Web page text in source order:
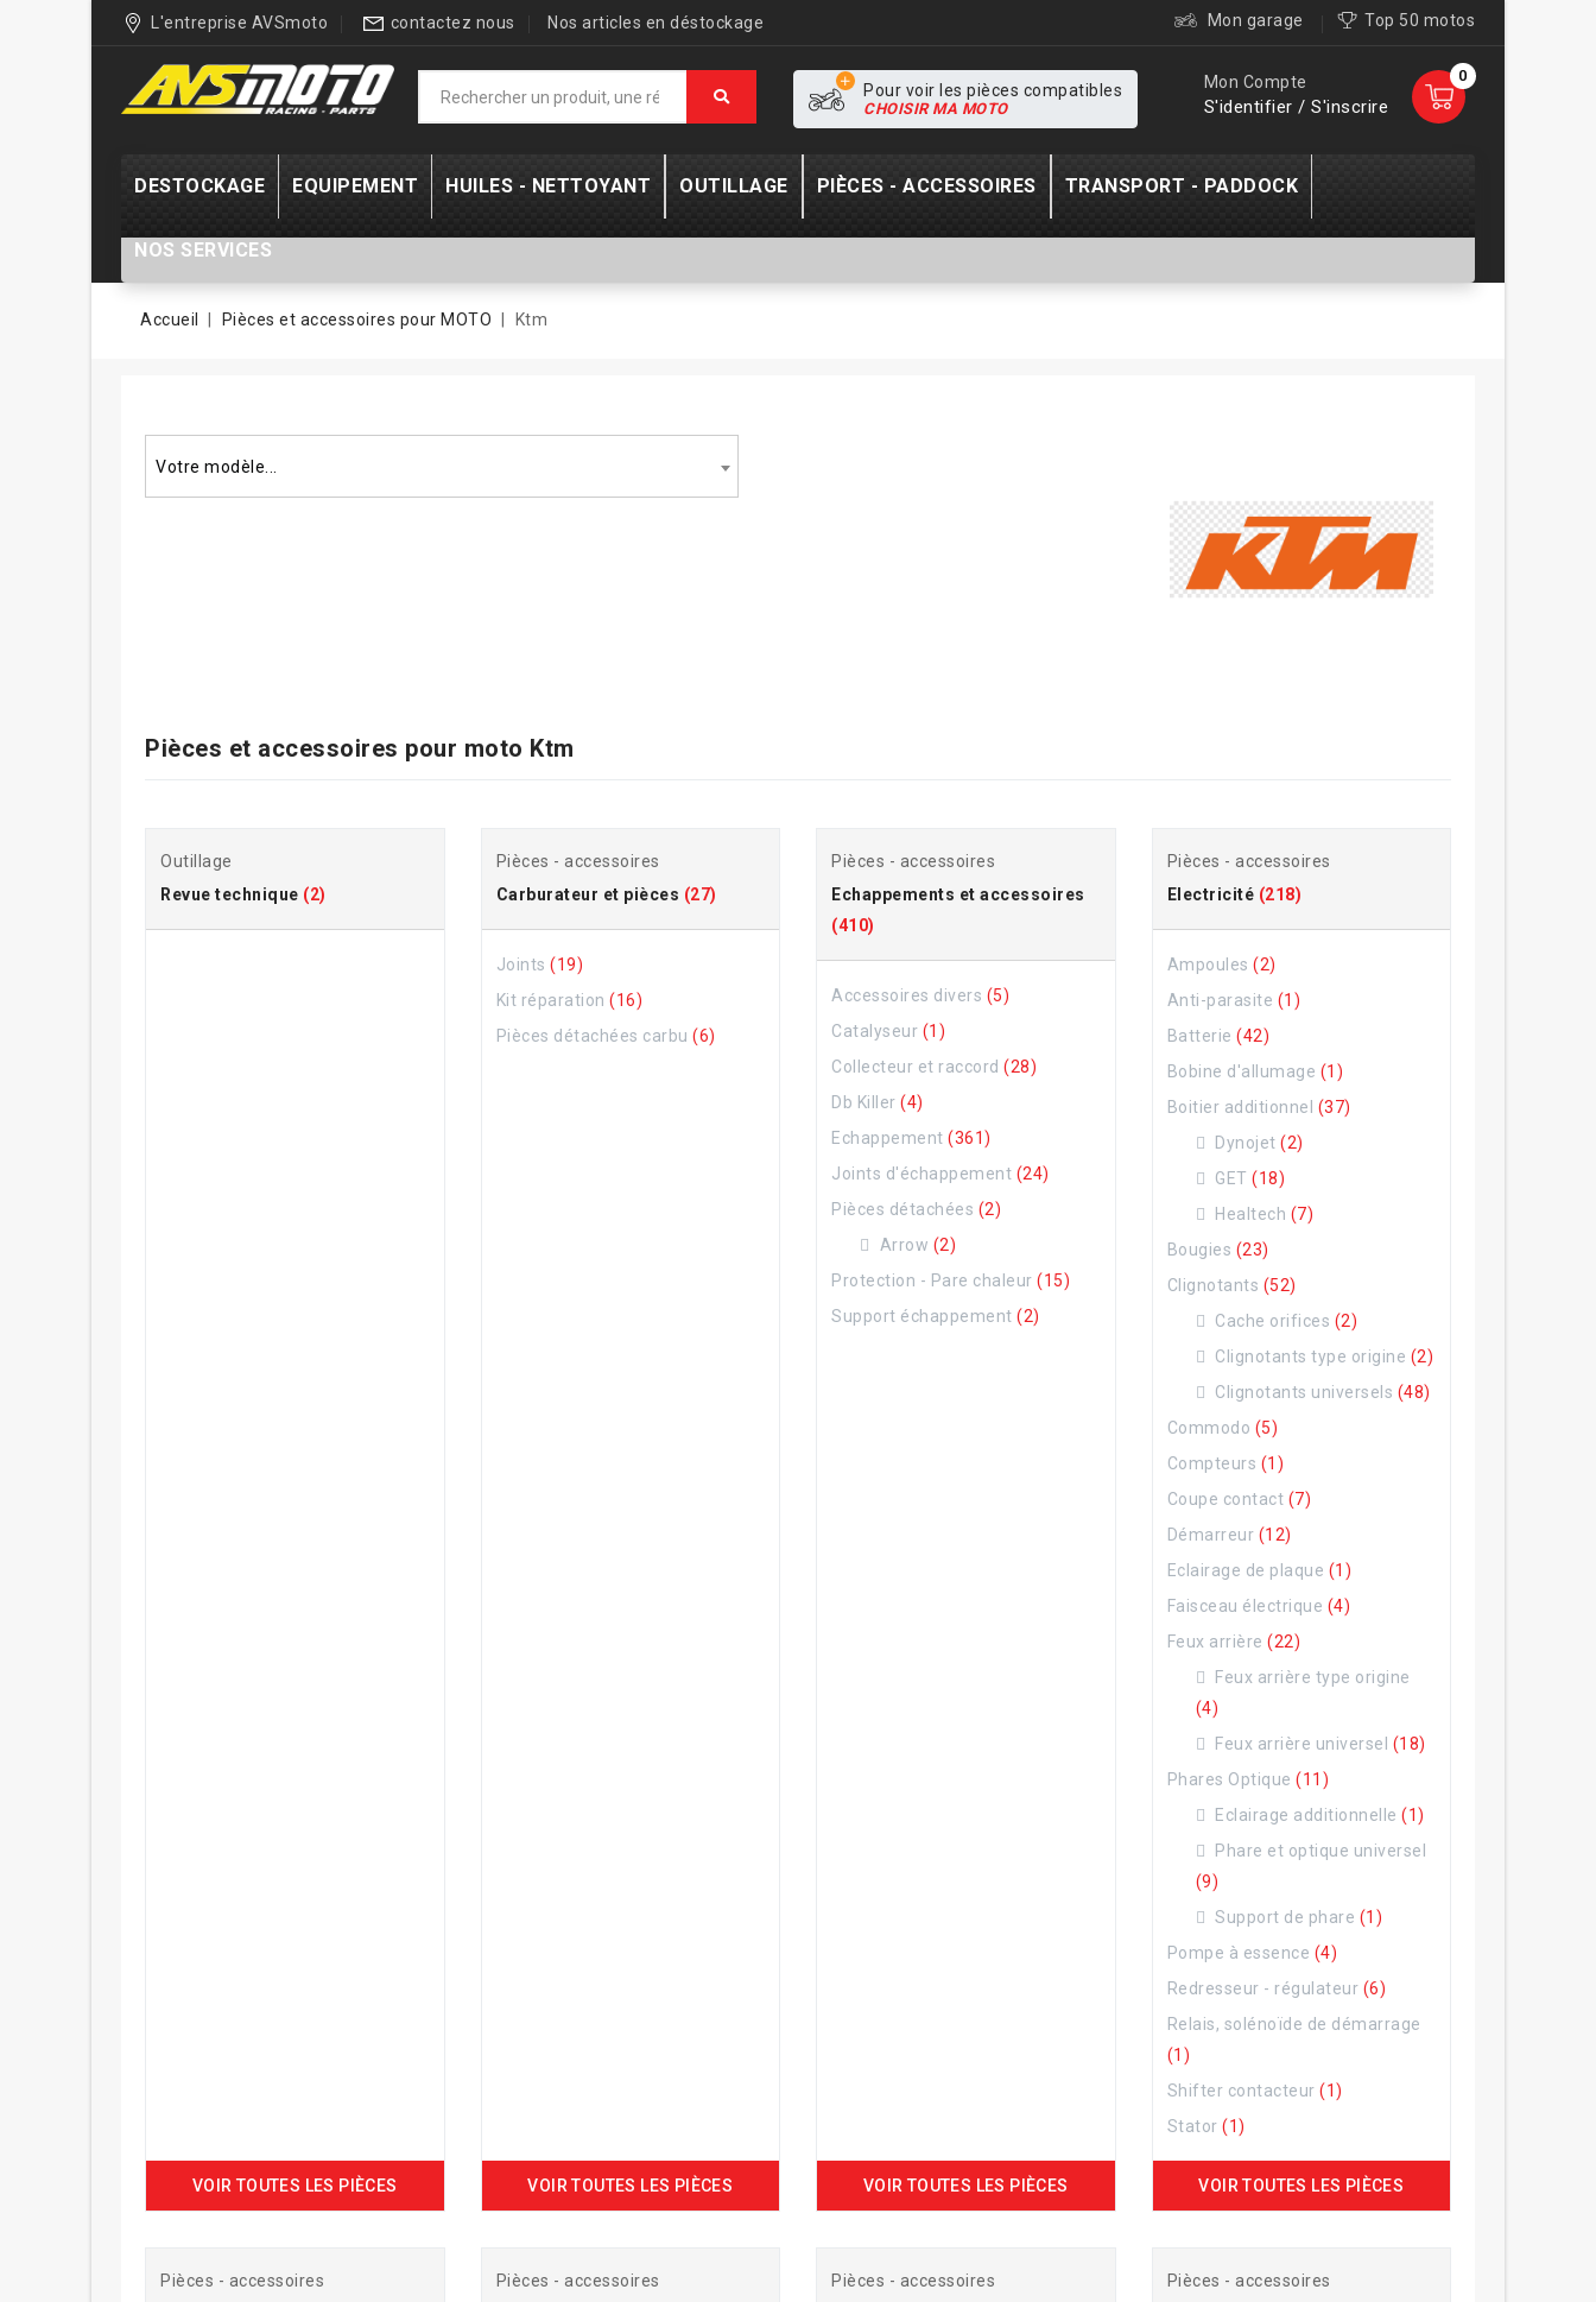
L'entreprise AVSmoto contactez nous Nos articles en déstockage Mon garage Top 50 motos
0
Mon Compte
S'identifier / S'inscrire
Pour voir les pièces compatibles
CHOISIR MA MOTO
DESTOCKAGE EQUIPEMENT HUILES - NETTOYANT OUTILLAGE PIÈCES - ACCESSOIRES TRANSPORT - PADDOCK
NOS SERVICES
Accueil Pièces et accessoires pour MOTO Ktm
Votre modèle...
Pièces et accessoires pour moto Ktm
Outillage
Revue technique (2)
VOIR TOUTES LES PIÈCES
Pièces - accessoires
Carburateur et pièces (27)
Joints (19)
Kit réparation (16)
Pièces détachées carbu (6)
VOIR TOUTES LES PIÈCES
Pièces - accessoires
Echappements et accessoires
(410)
Accessoires divers (5)
Catalyseur (1)
Collecteur et raccord (28)
Db Killer (4)
Echappement (361)
Joints d'échappement (24)
Pièces détachées (2)
Arrow (2)
Protection - Pare chaleur (15)
Support échappement (2)
VOIR TOUTES LES PIÈCES
Pièces - accessoires
Electricité (218)
Ampoules (2)
Anti-parasite (1)
Batterie (42)
Bobine d'allumage (1)
Boitier additionnel (37)
Dynojet (2)
GET (18)
Healtech (7)
Bougies (23)
Clignotants (52)
Cache orifices (2)
Clignotants type origine (2)
Clignotants universels (48)
Commodo (5)
Compteurs (1)
Coupe contact (7)
Démarreur (12)
Eclairage de plaque (1)
Faisceau électrique (4)
Feux arrière (22)
Feux arrière type origine
(4)
Feux arrière universel (18)
Phares Optique (11)
Eclairage additionnelle (1)
Phare et optique universel
(9)
Support de phare (1)
Pompe à essence (4)
Redresseur - régulateur (6)
Relais, solénoïde de démarrage
(1)
Shifter contacteur (1)
Stator (1)
VOIR TOUTES LES PIÈCES
Pièces - accessoires
Pièces - accessoires
Pièces - accessoires
Pièces - accessoires